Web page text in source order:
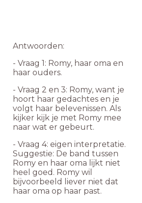
Antwoorden:
- Vraag 1: Romy, haar oma en
haar ouders.
- Vraag 2 en 3: Romy, want je
hoort haar gedachtes en je
volgt haar belevenissen. Als
kijker kijk je met Romy mee
naar wat er gebeurt.
- Vraag 4: eigen interpretatie.
Suggestie: De band tussen
Romy en haar oma lijkt niet
heel goed. Romy wil
bijvoorbeeld liever niet dat
haar oma op haar past.